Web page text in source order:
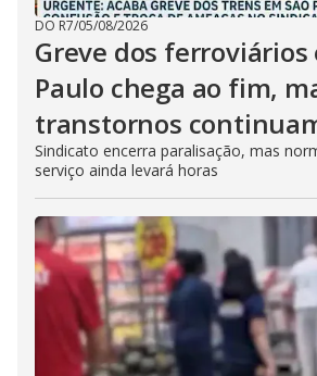
DO R7/05/08/2026
Greve dos ferroviários
Paulo chega ao fim,
transtornos
Sindicato encerra paralisação, mas
serviço ainda levará horas